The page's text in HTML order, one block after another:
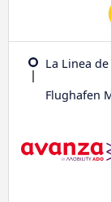
La Linea
Flughafen